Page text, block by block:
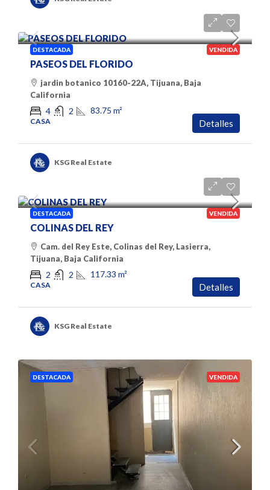
DESTACADA VENDIDA
PASEOS DEL FLORIDO
jardin botanico 10160-22A, Tijuana, Baja
California
4 2 83.75 m²
CASA Detalles
KSG Real Estate
DESTACADA VENDIDA
COLINAS DEL REY
Cam. del Rey Este, Colinas del Rey, Lasierra,
Tijuana, Baja California
2 2 117.33 m²
CASA Detalles
KSG Real Estate
DESTACADA VENDIDA